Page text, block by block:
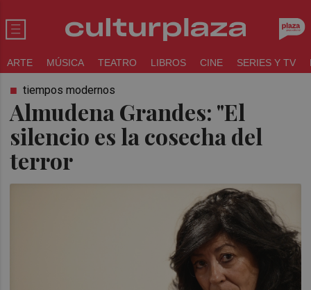
ARTE MÚSICA TEATRO LIBROS CINE SERIES Y TV
Almudena Grandes: "El
silencio es la cosecha del
terror
tiempos modernos